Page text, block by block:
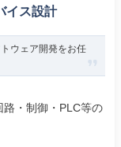
イス設計
ウェア開発をお任
・制御・PLC等の